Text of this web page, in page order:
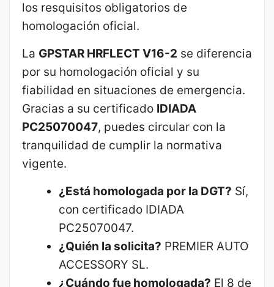
los resquisitos obligatorios de
homologación oficial.
La GPSTAR HRFLECT V16-2 se diferencia
por su homologación oficial y su
fiabilidad en situaciones de emergencia.
Gracias a su certificado IDIADA
PC25070047, puedes circular con la
tranquilidad de cumplir la normativa
vigente.
¿Está homologada por la DGT? Sí,
con certificado IDIADA
PC25070047.
¿Quién la solicita? PREMIER AUTO
ACCESSORY SL.
¿Cuándo fue homologada? El 8 de